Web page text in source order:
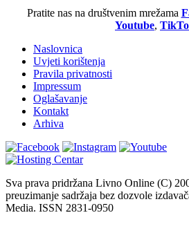
Pratite nas na društvenim mrežama
Youtube,
Naslovnica
Uvjeti korištenja
Pravila privatnosti
Impressum
Oglašavanje
Kontakt
Arhiva
Sva prava pridržana Livno Online (C)
preuzimanje sadržaja bez dozvole
Media. ISSN 2831-0950